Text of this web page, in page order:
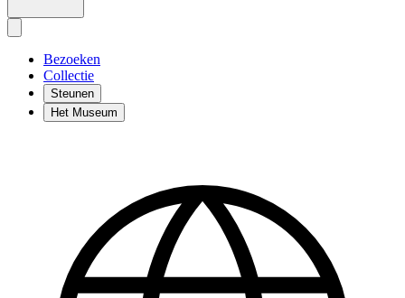
Bezoeken
Collectie
Steunen
Het Museum